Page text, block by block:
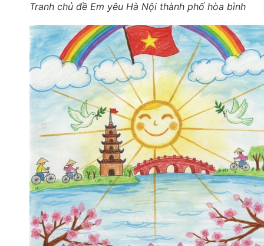
Tranh chủ đề Em yêu Hà Nội thành phố hòa bình